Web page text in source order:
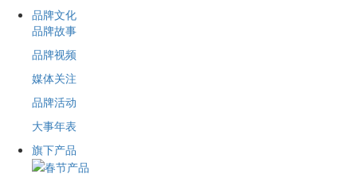
品牌文化
品牌故事
品牌视频
媒体关注
品牌活动
大事年表
旗下产品